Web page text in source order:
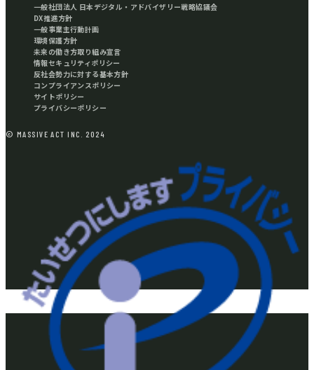
一般社団法人 日本デジタル・アドバイザリー戦略協議会
DX推進方針
一般事業主行動計画
環境保護方針
未来の働き方取り組み宣言
情報セキュリティポリシー
反社会勢力に対する基本方針
コンプライアンスポリシー
サイトポリシー
プライバシーポリシー
© MASSIVE ACT INC. 2024